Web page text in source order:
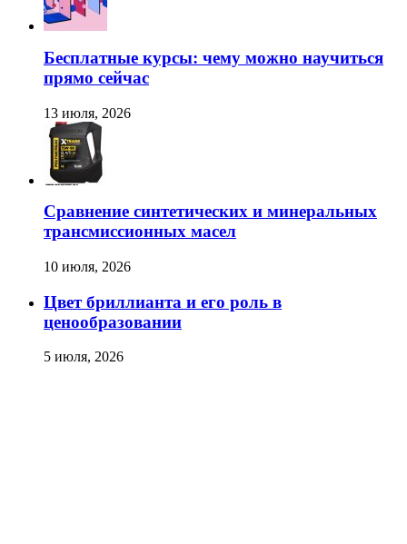
Бесплатные курсы: чему можно научиться
прямо сейчас
13 июля, 2026
Сравнение синтетических и минеральных
трансмиссионных масел
10 июля, 2026
Цвет бриллианта и его роль в
ценообразовании
5 июля, 2026